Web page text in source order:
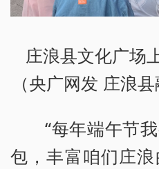
庄浪县文化广场
（央广网发 庄浪
“每年端午节
包，丰富咱们庄